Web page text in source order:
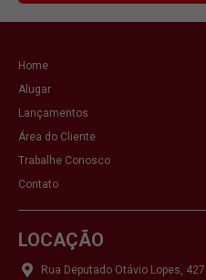
Home
Alugar
Lançamentos
Área do Cliente
Trabalhe Conosco
Contato
LOCAÇÃO
Rua Deputado Otávio Lopes, 427